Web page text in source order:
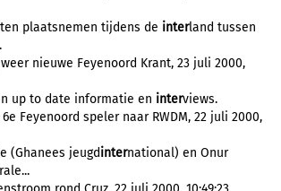
plaatsnemen tijdens de interland tussen
nieuwe Feyenoord Krant, 23 juli 2000,
up to date informatie en interviews.
Feyenoord speler naar RWDM, 22 juli 2000,
(Ghanees jeugdinternational) en Onur